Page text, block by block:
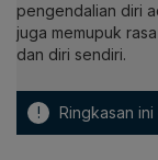
pengendalian diri
juga memupuk
dan diri sendiri.
! Ringkasan